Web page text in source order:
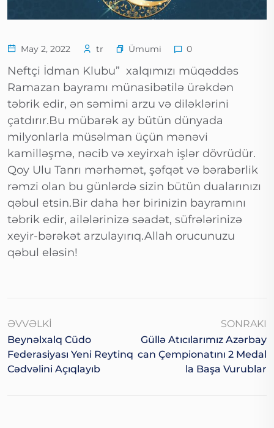
May 2, 2022 tr Ümumi 0
Neftçi İdman Klubu” xalqımızı müqəddəs
Ramazan bayramı münasibətilə ürəkdən
təbrik edir, ən səmimi arzu və diləklərini
çatdırır.Bu mübarək ay bütün dünyada
milyonlarla müsəlman üçün mənəvi
kamilləşmə, nəcib və xeyirxah işlər dövrüdür.
Qoy Ulu Tanrı mərhəmət, şəfqət və bərabərlik
rəmzi olan bu günlərdə sizin bütün dualarınızı
qəbul etsin.Bir daha hər birinizin bayramını
təbrik edir, ailələrinizə səadət, süfrələrinizə
xeyir-bərəkət arzulayırıq.Allah orucunuzu
qəbul eləsin!
ƏVVƏLKI
Beynəlxalq Cüdo
Federasiyası Yeni Reytinq
Cədvəlini Açıqlayıb
SONRAKI
Güllə Atıcılarımız Azərbay
Can Çempionatını 2 Medal
La Başa Vurublar